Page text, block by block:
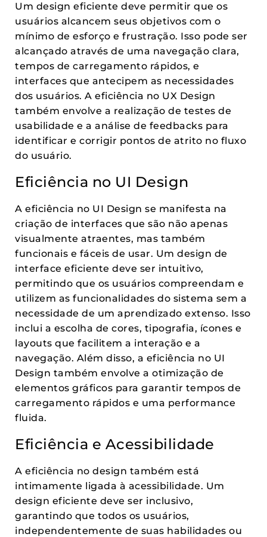
Um design eficiente deve permitir que os
usuários alcancem seus objetivos com o
mínimo de esforço e frustração. Isso pode ser
alcançado através de uma navegação clara,
tempos de carregamento rápidos, e
interfaces que antecipem as necessidades
dos usuários. A eficiência no UX Design
também envolve a realização de testes de
usabilidade e a análise de feedbacks para
identificar e corrigir pontos de atrito no fluxo
do usuário.
Eficiência no UI Design
A eficiência no UI Design se manifesta na
criação de interfaces que são não apenas
visualmente atraentes, mas também
funcionais e fáceis de usar. Um design de
interface eficiente deve ser intuitivo,
permitindo que os usuários compreendam e
utilizem as funcionalidades do sistema sem a
necessidade de um aprendizado extenso. Isso
inclui a escolha de cores, tipografia, ícones e
layouts que facilitem a interação e a
navegação. Além disso, a eficiência no UI
Design também envolve a otimização de
elementos gráficos para garantir tempos de
carregamento rápidos e uma performance
fluida.
Eficiência e Acessibilidade
A eficiência no design também está
intimamente ligada à acessibilidade. Um
design eficiente deve ser inclusivo,
garantindo que todos os usuários,
independentemente de suas habilidades ou